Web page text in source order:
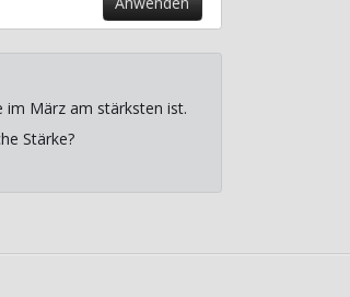
im März am stärksten ist.
Stärke?